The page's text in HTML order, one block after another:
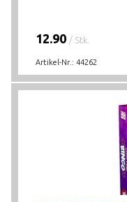
12.90 / Stk.
Artikel-Nr.: 44262